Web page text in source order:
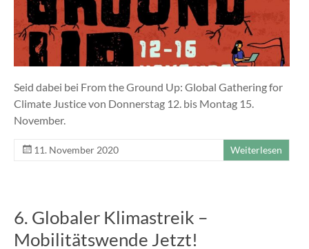
Seid dabei bei From the Ground Up: Global Gathering for
Climate Justice von Donnerstag 12. bis Montag 15.
November.
11. November 2020 Weiterlesen
6. Globaler Klimastreik –
Mobilitätswende Jetzt!